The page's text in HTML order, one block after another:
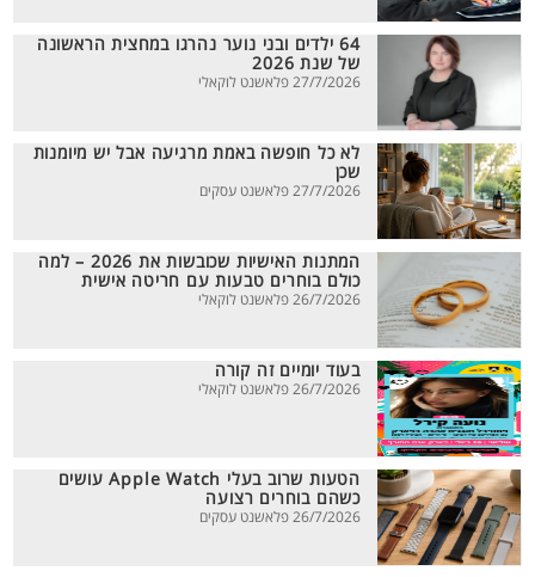
64 ילדים ובני נוער נהרגו במחצית הראשונה
של שנת 2026
27/7/2026 פלאשנט לוקאלי
לא כל חופשה באמת מרגיעה אבל יש מיומנות
שכן
27/7/2026 פלאשנט עסקים
המתנות האישיות שכובשות את 2026 – למה
כולם בוחרים טבעות עם חריטה אישית
26/7/2026 פלאשנט לוקאלי
בעוד יומיים זה קורה
26/7/2026 פלאשנט לוקאלי
הטעות שרוב בעלי Apple Watch עושים
כשהם בוחרים רצועה
26/7/2026 פלאשנט עסקים